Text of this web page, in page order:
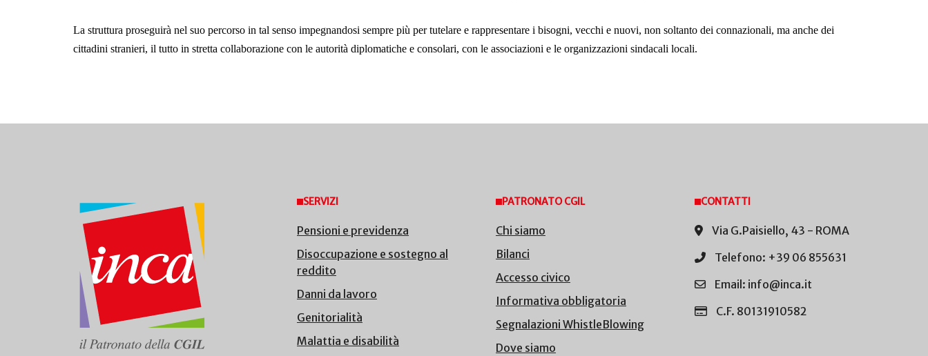
La struttura proseguirà nel suo percorso in tal senso impegnandosi sempre più per tutelare e rappresentare i bisogni, vecchi e nuovi, non soltanto dei connazionali, ma anche dei
cittadini stranieri, il tutto in stretta collaborazione con le autorità diplomatiche e consolari, con le associazioni e le organizzazioni sindacali locali.
SERVIZI
Pensioni e previdenza
Disoccupazione e sostegno al
reddito
Danni da lavoro
Genitorialità
Malattia e disabilità
PATRONATO CGIL
Chi siamo
Bilanci
Accesso civico
Informativa obbligatoria
Segnalazioni WhistleBlowing
Dove siamo
CONTATTI
Via G.Paisiello, 43 - ROMA
Telefono: +39 06 855631
Email: info@inca.it
C.F. 80131910582